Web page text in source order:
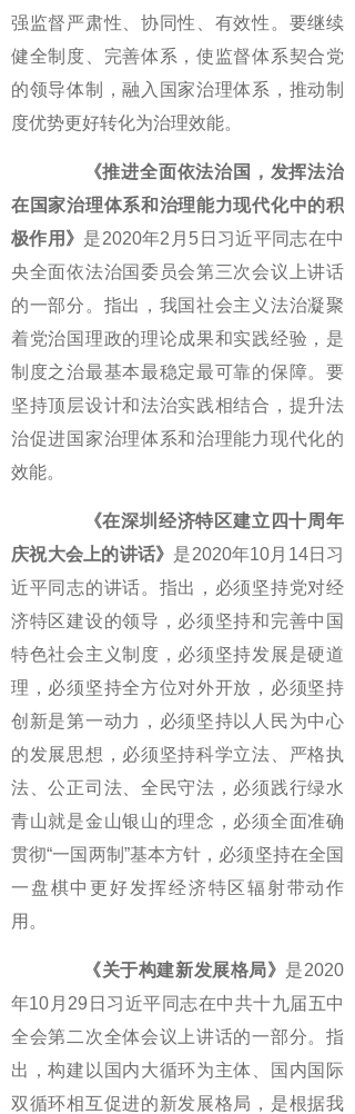
强监督严肃性、协同性、有效性。要继续
健全制度、完善体系，使监督体系契合党
的领导体制，融入国家治理体系，推动制
度优势更好转化为治理效能。
《推进全面依法治国，发挥法治
在国家治理体系和治理能力现代化中的积
极作用》 是2020年2月5日习近平同志在中
央全面依法治国委员会第三次会议上讲话
的一部分。指出，我国社会主义法治凝聚
着党治国理政的理论成果和实践经验，是
制度之治最基本最稳定最可靠的保障。要
坚持顶层设计和法治实践相结合，提升法
治促进国家治理体系和治理能力现代化的
效能。
《在深圳经济特区建立四十周年
庆祝大会上的讲话》 是2020年10月14日习
近平同志的讲话。指出，必须坚持党对经
济特区建设的领导，必须坚持和完善中国
特色社会主义制度，必须坚持发展是硬道
理，必须坚持全方位对外开放，必须坚持
创新是第一动力，必须坚持以人民为中心
的发展思想，必须坚持科学立法、严格执
法、公正司法、全民守法，必须践行绿水
青山就是金山银山的理念，必须全面准确
贯彻“一国两制”基本方针，必须坚持在全国
一盘棋中更好发挥经济特区辐射带动作
用。
《关于构建新发展格局》 是2020
年10月29日习近平同志在中共十九届五中
全会第二次全体会议上讲话的一部分。指
出，构建以国内大循环为主体、国内国际
双循环相互促进的新发展格局，是根据我